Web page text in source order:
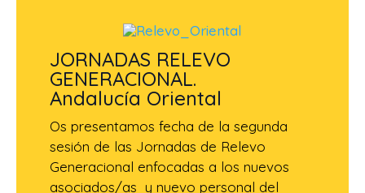
JORNADAS RELEVO
GENERACIONAL.
Andalucía Oriental
Os presentamos fecha de la segunda
sesión de las Jornadas de Relevo
Generacional enfocadas a los nuevos
asociados/as y nuevo personal del